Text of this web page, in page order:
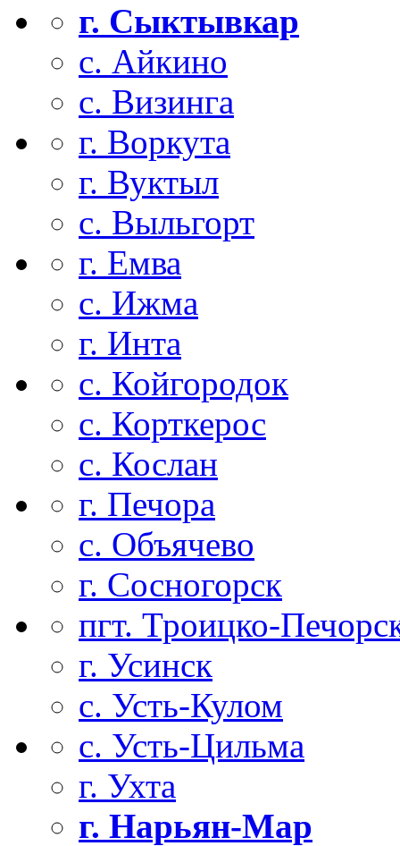
г. Сыктывкар
с. Айкино
с. Визинга
г. Воркута
г. Вуктыл
с. Выльгорт
г. Емва
с. Ижма
г. Инта
с. Койгородок
с. Корткерос
с. Кослан
г. Печора
с. Объячево
г. Сосногорск
пгт. Троицко-
г. Усинск
с. Усть-Кулом
с. Усть-Цильма
г. Ухта
г. Нарьян-Мар